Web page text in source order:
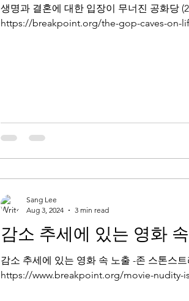
생명과 결혼에 대한 입장이 무너진 공화당
https://breakpoint.org/the-gop-caves-on-
감소 추세에 있는 영화
감소 추세에 있는 영화 속 노출 -존 스톤스
https://www.breakpoint.org/movie-nudity-
Sang Lee
Aug 3, 2024
3 min read